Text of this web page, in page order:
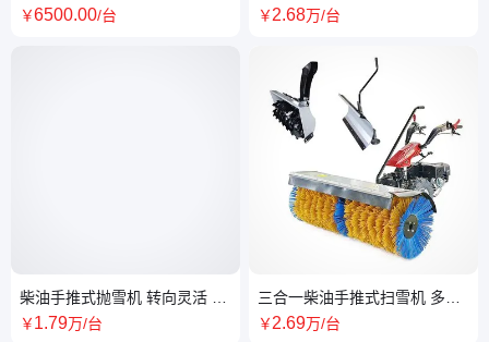
圾清运车 续航里程50km以上
￥6500.00/台
柴油手推式抛雪机 转向灵活 防
滑轮胎 除雪效率高 万洁
￥1.79万/台
宽度80cm 一机多用 产品齐全
￥2.68万/台
三合一柴油手推式扫雪机 多功
能 除雪效率高 一机多用 防滑轮
￥2.69万/台